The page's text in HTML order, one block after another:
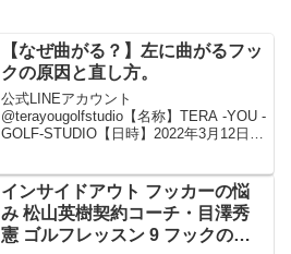
【なぜ曲がる？】左に曲がるフッ
クの原因と直し方。
公式LINEアカウント
@terayougolfstudio【名称】TERA -YOU -
GOLF-STUDIO【日時】2022年3月12日オ
は本気で上手くなりたい人...
インサイドアウト フッカーの悩
み 松山英樹契約コーチ・目澤秀
憲 ゴルフレッスン 9 フックの直